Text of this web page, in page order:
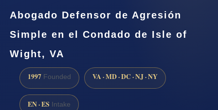
Abogado Defensor de Agresión
Simple en el Condado de Isle of
Wight, VA
1997 Founded VA · MD · DC · NJ · NY
EN · ES Intake